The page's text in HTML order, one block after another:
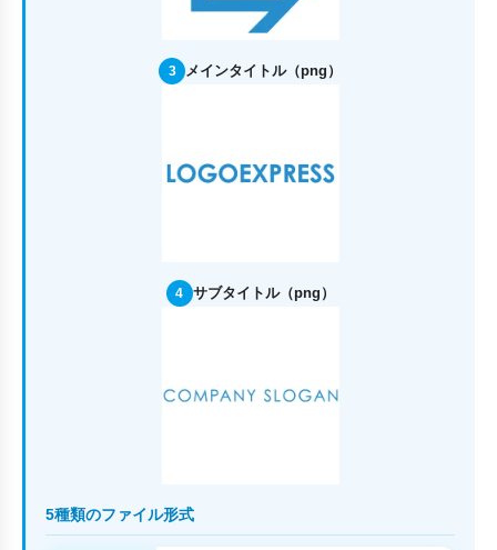
3 メインタイトル（png）
4 サブタイトル（png）
5種類のファイル形式